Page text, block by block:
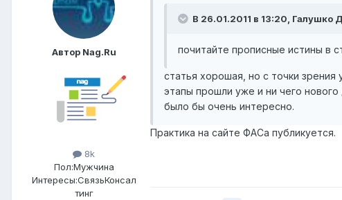
Автор Nag.Ru
8k
Пол:Мужчина
Интересы:СвязьКонсал
тинг
В 26.01.2011 в 13:20, Галушко
почитайте прописные истины в
статья хорошая, но с точки зрения
этапы прошли уже и ни чего
было бы очень интересно.
Практика на сайте ФАСа публикуется.